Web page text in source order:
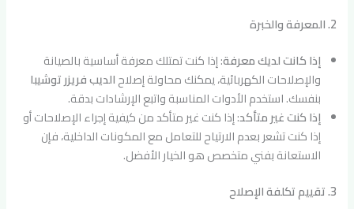
2. المعرفة والخبرة
إذا كانت لديك معرفة: إذا كنت تمتلك معرفة أساسية بالصيانة
والإصلاحات الكهربائية، يمكنك محاولة إصلاحالديب فريزر توشيبا
بنفسك. استخدم الأدوات المناسبة واتبع الإرشادات بدقة.
إذا كنت غير متأكد: إذا كنت غير متأكد من كيفية إجراء الإصلاحات أو
إذا كنت تشعر بعدم الارتياح للتعامل مع المكونات الداخلية، فإن
الاستعانة بفني متخصص هو الخيار الأفضل.
3. تقييم تكلفة الإصلاح